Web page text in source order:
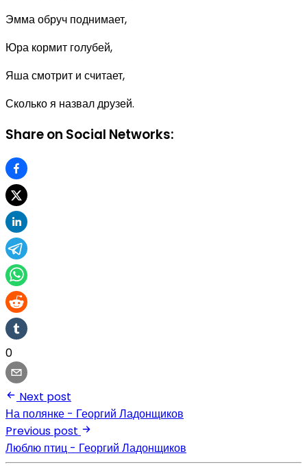
Эмма обруч поднимает,
Юра кормит голубей,
Яша смотрит и считает,
Сколько я назвал друзей.
Share on Social Networks:
0
Next post
На полянке - Георгий Ладонщиков
Previous post
Люблю птиц - Георгий Ладонщиков